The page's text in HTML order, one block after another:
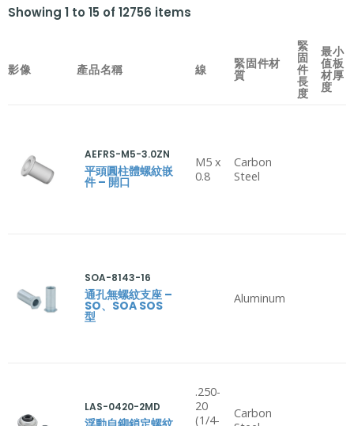
Showing 1 to 15 of 12756 items
影像 產品名稱 線 緊固件材
質
緊
固
件
長
度
最小
值板
材厚
度
AEFRS-M5-3.0ZN
平頭圓柱體螺紋嵌
件 – 開口
M5 x
0.8
Carbon
Steel
SOA-8143-16
通孔無螺紋支座 –
SO、SOA SOS
型
Aluminum
LAS-0420-2MD
.250-
20
(1/4-
Carbon